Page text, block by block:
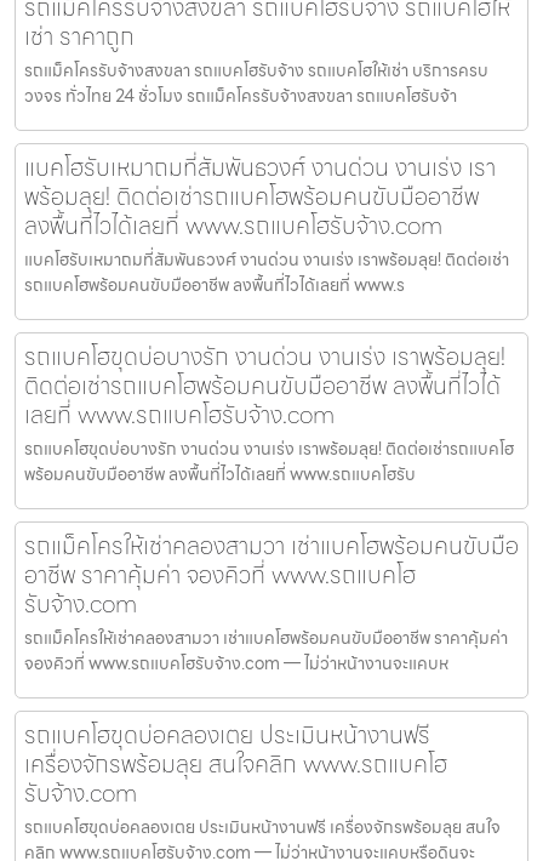
เช่า ราคาถูก
รถแม็คโครรับจ้างสงขลา รถแบคโฮรับจ้าง รถแบคโฮให้เช่า บริการครบ
วงจร ทั่วไทย 24 ชั่วโมง รถแม็คโครรับจ้างสงขลา รถแบคโฮรับจ้า
แบคโฮรับเหมาถมที่สัมพันธวงศ์ งานด่วน งานเร่ง เรา
พร้อมลุย! ติดต่อเช่ารถแบคโฮพร้อมคนขับมืออาชีพ
ลงพื้นที่ไวได้เลยที่ www.รถแบคโฮรับจ้าง.com
แบคโฮรับเหมาถมที่สัมพันธวงศ์ งานด่วน งานเร่ง เราพร้อมลุย! ติดต่อเช่า
รถแบคโฮพร้อมคนขับมืออาชีพ ลงพื้นที่ไวได้เลยที่ www.ร
รถแบคโฮขุดบ่อบางรัก งานด่วน งานเร่ง เราพร้อมลุย!
ติดต่อเช่ารถแบคโฮพร้อมคนขับมืออาชีพ ลงพื้นที่ไวได้
เลยที่ www.รถแบคโฮรับจ้าง.com
รถแบคโฮขุดบ่อบางรัก งานด่วน งานเร่ง เราพร้อมลุย! ติดต่อเช่ารถแบคโฮ
พร้อมคนขับมืออาชีพ ลงพื้นที่ไวได้เลยที่ www.รถแบคโฮรับ
รถแม็คโครให้เช่าคลองสามวา เช่าแบคโฮพร้อมคนขับมือ
อาชีพ ราคาคุ้มค่า จองคิวที่ www.รถแบคโฮ
รับจ้าง.com
รถแม็คโครให้เช่าคลองสามวา เช่าแบคโฮพร้อมคนขับมืออาชีพ ราคาคุ้มค่า
จองคิวที่ www.รถแบคโฮรับจ้าง.com — ไม่ว่าหน้างานจะแคบห
รถแบคโฮขุดบ่อคลองเตย ประเมินหน้างานฟรี
เครื่องจักรพร้อมลุย สนใจคลิก www.รถแบคโฮ
รับจ้าง.com
รถแบคโฮขุดบ่อคลองเตย ประเมินหน้างานฟรี เครื่องจักรพร้อมลุย สนใจ
คลิก www.รถแบคโฮรับจ้าง.com — ไม่ว่าหน้างานจะแคบหรือดินจะ